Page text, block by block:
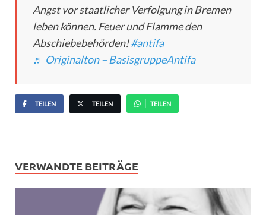
Angst vor staatlicher Verfolgung in Bremen
leben können. Feuer und Flamme den
Abschiebebehörden!#antifa
♬ Originalton – BasisgruppeAntifa
TEILEN TEILEN TEILEN
VERWANDTE BEITRÄGE